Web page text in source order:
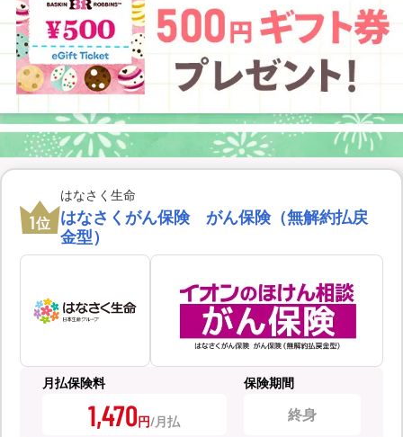
1位
はなさく生命
はなさくがん保険 がん保険（無解約払戻
金型）
月払保険料
1,470円
保険期間
終身